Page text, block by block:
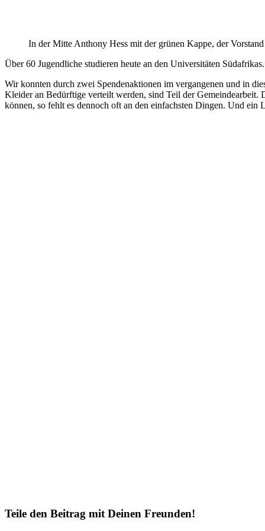
In der Mitte Anthony Hess mit der grünen Kappe, der
Über 60 Jugendliche studieren heute an den Universitäten
Wir konnten durch zwei Spendenaktionen im vergangenen und in
Kleider an Bedürftige verteilt werden, sind Teil der Gemeindearbeit.
können, so fehlt es dennoch oft an den einfachsten Dingen. Und ein
Teile den Beitrag mit Deinen Freunden!